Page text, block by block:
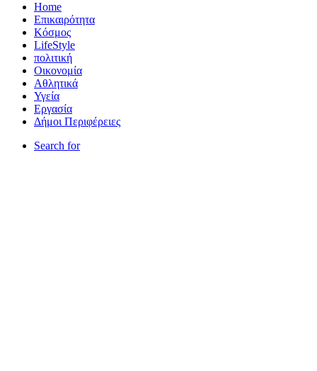
Home
Επικαιρότητα
Κόσμος
LifeStyle
πολιτική
Οικονομία
Αθλητικά
Υγεία
Εργασία
Δήμοι Περιφέρειες
Search for